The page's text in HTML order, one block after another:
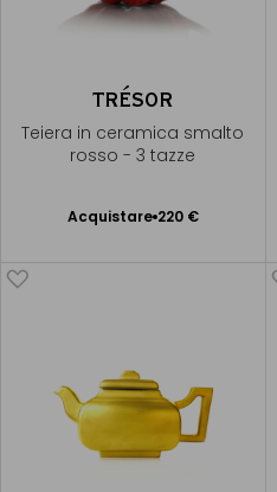
TRÉSOR
Teiera in ceramica smalto
rosso - 3 tazze
Acquistare 220 €
Aggiungere